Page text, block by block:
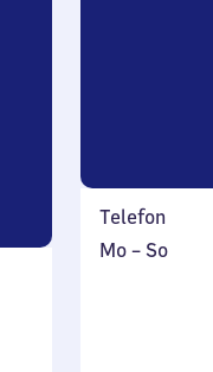
Telefon
Montag
Mo – So,